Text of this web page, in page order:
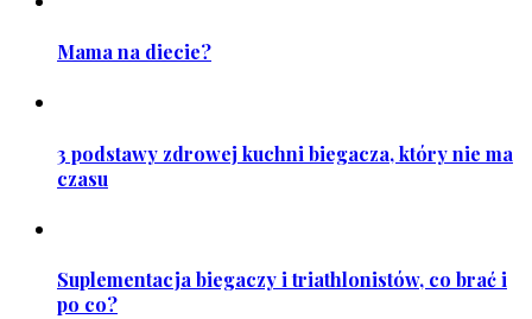
Mama na diecie?
3 podstawy zdrowej kuchni biegacza, który nie ma
czasu
Suplementacja biegaczy i triathlonistów, co brać i
po co?